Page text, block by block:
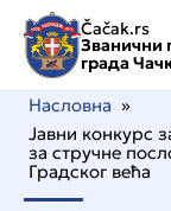
Čačak.rs
Званични
града
Насловна »
Јавни конкурс
за стручне
Градског већа